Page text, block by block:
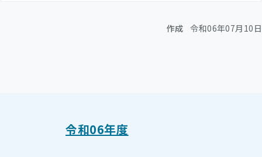
作成 令和06年07月10日
令和06年度